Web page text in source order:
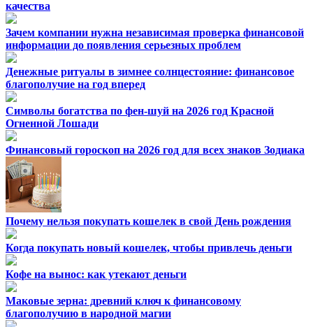
качества
Зачем компании нужна независимая проверка финансовой
информации до появления серьезных проблем
Денежные ритуалы в зимнее солнцестояние: финансовое
благополучие на год вперед
Символы богатства по фен-шуй на 2026 год Красной
Огненной Лошади
Финансовый гороскоп на 2026 год для всех знаков Зодиака
Почему нельзя покупать кошелек в свой День рождения
Когда покупать новый кошелек, чтобы привлечь деньги
Кофе на вынос: как утекают деньги
Маковые зерна: древний ключ к финансовому
благополучию в народной магии